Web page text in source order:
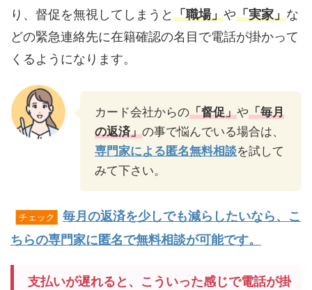
り、督促を無視してしまうと「職場」や「実家」な
どの緊急連絡先に在籍確認の名目で電話が掛かって
くるようになります。
カード会社からの「督促」や「毎月
の返済」の事で悩んでいる場合は、
専門家による匿名無料相談を試して
みて下さい。
チェック
毎月の返済を少しでも減らしたいなら、こ
ちらの専門家に匿名で無料相談が可能です。
支払いが遅れると、こういった感じで電話が掛